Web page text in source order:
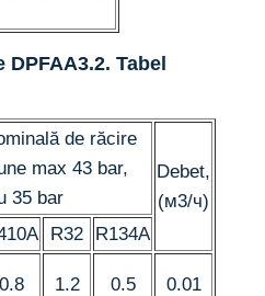
DPFAA3.2. Tabel
de răcire
max 43 bar,
35 bar
Debet,
(м3/ч)
R32
R134A
0.8 1.2 0.5 0.01